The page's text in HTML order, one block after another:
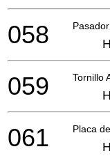
058
Tornillo
059
Placa
061